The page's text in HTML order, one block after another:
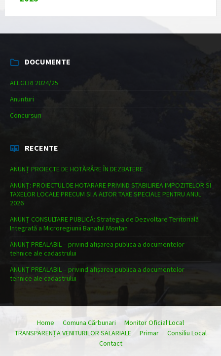
DOCUMENTE
ALEGERI 2024/25
Anunturi
Concursuri
RECENTE
ANUNȚ PROIECTE DE HOTĂRÂRE ÎN DEZBATERE
ANUNȚ: PROIECTUL DE HOTARARE PRIVIND STABILIREA IMPOZITELOR SI
TAXELOR LOCALE PRECUM SI A ALTOR TAXE SPECIALE PENTRU ANUL
2026
ANUNȚ CONSULTARE PUBLICĂ: Strategia de Dezvoltare Teritorială
Integrată a Microregiunii Banatul Montan
ANUNȚ PREALABIL – privind afișarea publica a documentelor
tehnice ale cadastrului
ANUNȚ PREALABIL – privind afișarea publica a documentelor
tehnice ale cadastrului
Home Comuna Cărbunari
Monitor Oficial Local
TRANSPARENȚA VENITURILOR SALARIALE
Primar
Consiliu Local
Contact